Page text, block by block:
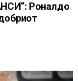
Роналдо